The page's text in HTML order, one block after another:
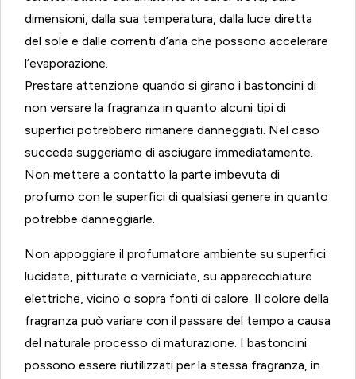
dimensioni, dalla sua temperatura, dalla luce diretta
del sole e dalle correnti d’aria che possono accelerare
l’evaporazione.
Prestare attenzione quando si girano i bastoncini di
non versare la fragranza in quanto alcuni tipi di
superfici potrebbero rimanere danneggiati. Nel caso
succeda suggeriamo di asciugare immediatamente.
Non mettere a contatto la parte imbevuta di
profumo con le superfici di qualsiasi genere in quanto
potrebbe danneggiarle.
Non appoggiare il profumatore ambiente su superfici
lucidate, pitturate o verniciate, su apparecchiature
elettriche, vicino o sopra fonti di calore. Il colore della
fragranza può variare con il passare del tempo a causa
del naturale processo di maturazione. I bastoncini
possono essere riutilizzati per la stessa fragranza, in